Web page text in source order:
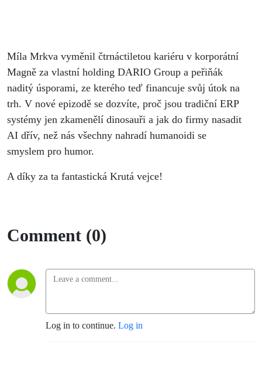
Míla
Mrkva,
DARIO
Group
Míla Mrkva vyměnil čtrnáctiletou kariéru v korporátní
Magně za vlastní holding DARIO Group a peřiňák
naditý úsporami, ze kterého teď financuje svůj útok na
trh. V nové epizodě se dozvíte, proč jsou tradiční ERP
systémy jen zkamenělí dinosauři a jak do firmy nasadit
AI dřív, než nás všechny nahradí humanoidi se
smyslem pro humor.
A díky za ta fantastická Krutá vejce!
Comment (0)
Log in to continue. Log in